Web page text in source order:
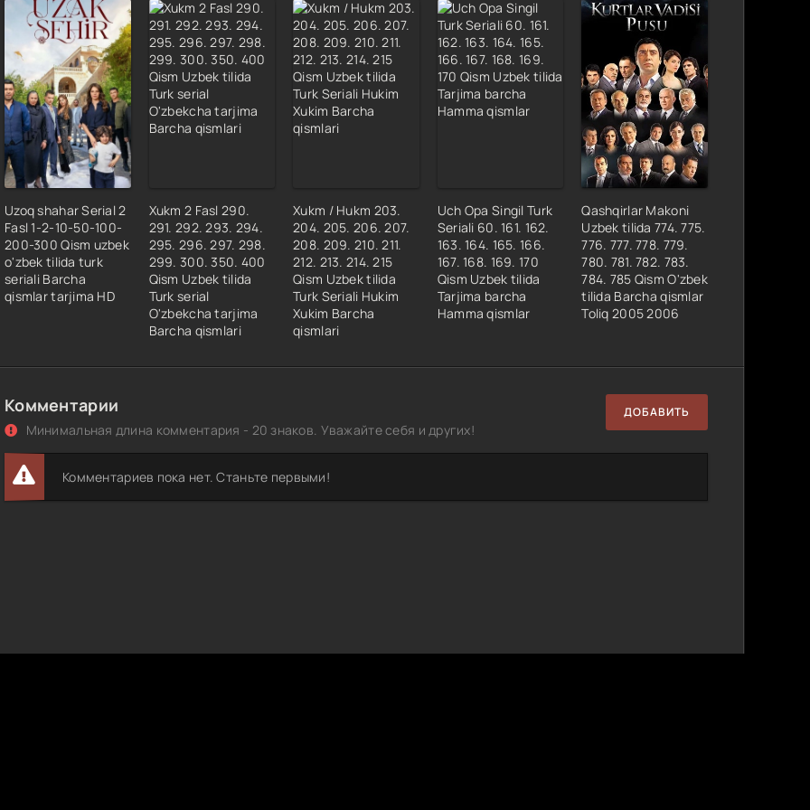
Qism
Qism
Qism
Qism
Qism
Qism
Qism
Qism
Qism
Qism
Qism
Qism
Qism
Qism
Qism
Qism
Uzoq shahar Serial 2
Fasl 1-2-10-50-100-
200-300 Qism uzbek
o'zbek tilida turk
seriali Barcha
qismlar tarjima HD
Xukm 2 Fasl 290.
291. 292. 293. 294.
295. 296. 297. 298.
299. 300. 350. 400
Qism Uzbek tilida
Turk serial
O'zbekcha tarjima
Barcha qismlari
Xukm / Hukm 203.
204. 205. 206. 207.
208. 209. 210. 211.
212. 213. 214. 215
Qism Uzbek tilida
Turk Seriali Hukim
Xukim Barcha
qismlari
Uch Opa Singil Turk
Seriali 60. 161. 162.
163. 164. 165. 166.
167. 168. 169. 170
Qism Uzbek tilida
Tarjima barcha
Hamma qismlar
Qashqirlar Makoni
Uzbek tilida 774. 775.
776. 777. 778. 779.
780. 781. 782. 783.
784. 785 Qism O'zbek
tilida Barcha qismlar
Toliq 2005 2006
Комментарии
Минимальная длина комментария - 20 знаков. Уважайте себя и других!
ДОБАВИТЬ
Комментариев пока нет. Станьте первыми!